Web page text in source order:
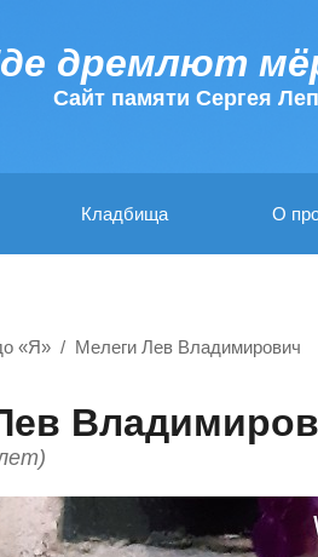
дремлют
Cайт памяти Сергея
Кладбища О
«Я» Мелеги Лев Владимирович